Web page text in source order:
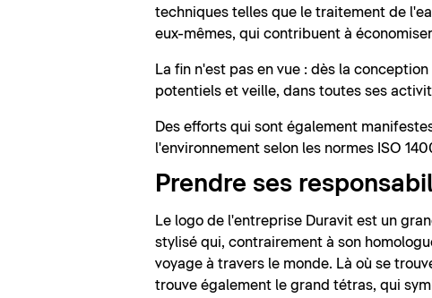
techniques telles que le traitement de
eux-mêmes, qui contribuent à
La fin n'est pas en vue : dès la
potentiels et veille, dans toutes ses
Des efforts qui sont également
l'environnement selon les normes ISO
Prendre ses
Le logo de l'entreprise Duravit est un
stylisé qui, contrairement à son
voyage à travers le monde. Là où se
trouve également le grand tétras, qui